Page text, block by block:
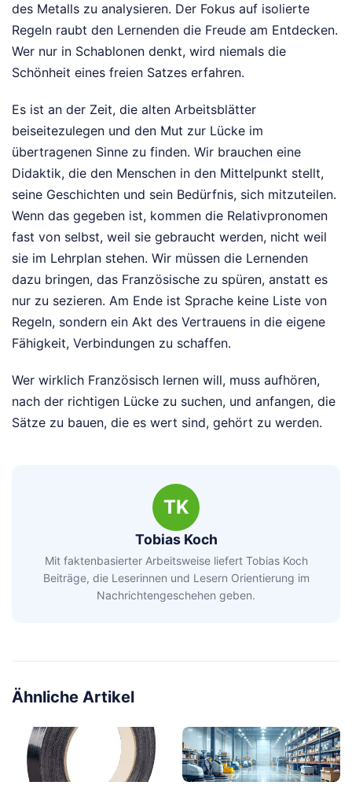
des Metalls zu analysieren. Der Fokus auf isolierte
Regeln raubt den Lernenden die Freude am Entdecken.
Wer nur in Schablonen denkt, wird niemals die
Schönheit eines freien Satzes erfahren.
Es ist an der Zeit, die alten Arbeitsblätter
beiseitezulegen und den Mut zur Lücke im
übertragenen Sinne zu finden. Wir brauchen eine
Didaktik, die den Menschen in den Mittelpunkt stellt,
seine Geschichten und sein Bedürfnis, sich mitzuteilen.
Wenn das gegeben ist, kommen die Relativpronomen
fast von selbst, weil sie gebraucht werden, nicht weil
sie im Lehrplan stehen. Wir müssen die Lernenden
dazu bringen, das Französische zu spüren, anstatt es
nur zu sezieren. Am Ende ist Sprache keine Liste von
Regeln, sondern ein Akt des Vertrauens in die eigene
Fähigkeit, Verbindungen zu schaffen.
Wer wirklich Französisch lernen will, muss aufhören,
nach der richtigen Lücke zu suchen, und anfangen, die
Sätze zu bauen, die es wert sind, gehört zu werden.
TK
Tobias Koch
Mit faktenbasierter Arbeitsweise liefert Tobias Koch
Beiträge, die Leserinnen und Lesern Orientierung im
Nachrichtengeschehen geben.
Ähnliche Artikel